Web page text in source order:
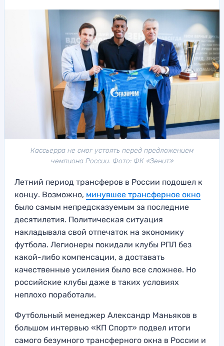
Кассьерра не смог устоять перед предложением
чемпиона России. Фото: ФК «Зенит»
Летний период трансферов в России подошел к
концу. Возможно, минувшее трансферное окно
было самым непредсказуемым за последние
десятилетия. Политическая ситуация
накладывала свой отпечаток на экономику
футбола. Легионеры покидали клубы РПЛ без
какой-либо компенсации, а доставать
качественные усиления было все сложнее. Но
российские клубы даже в таких условиях
неплохо поработали.
Футбольный менеджер Александр Маньяков в
большом интервью «КП Спорт» подвел итоги
самого безумного трансферного окна в России и